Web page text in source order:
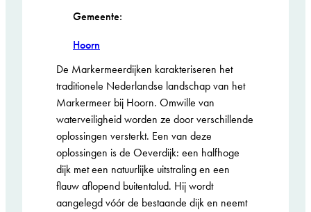
Gemeente:
Hoorn
De Markermeerdijken karakteriseren het
traditionele Nederlandse landschap van het
Markermeer bij Hoorn. Omwille van
waterveiligheid worden ze door verschillende
oplossingen versterkt. Een van deze
oplossingen is de Oeverdijk: een halfhoge
dijk met een natuurlijke uitstraling en een
flauw aflopend buitentalud. Hij wordt
aangelegd vóór de bestaande dijk en neemt